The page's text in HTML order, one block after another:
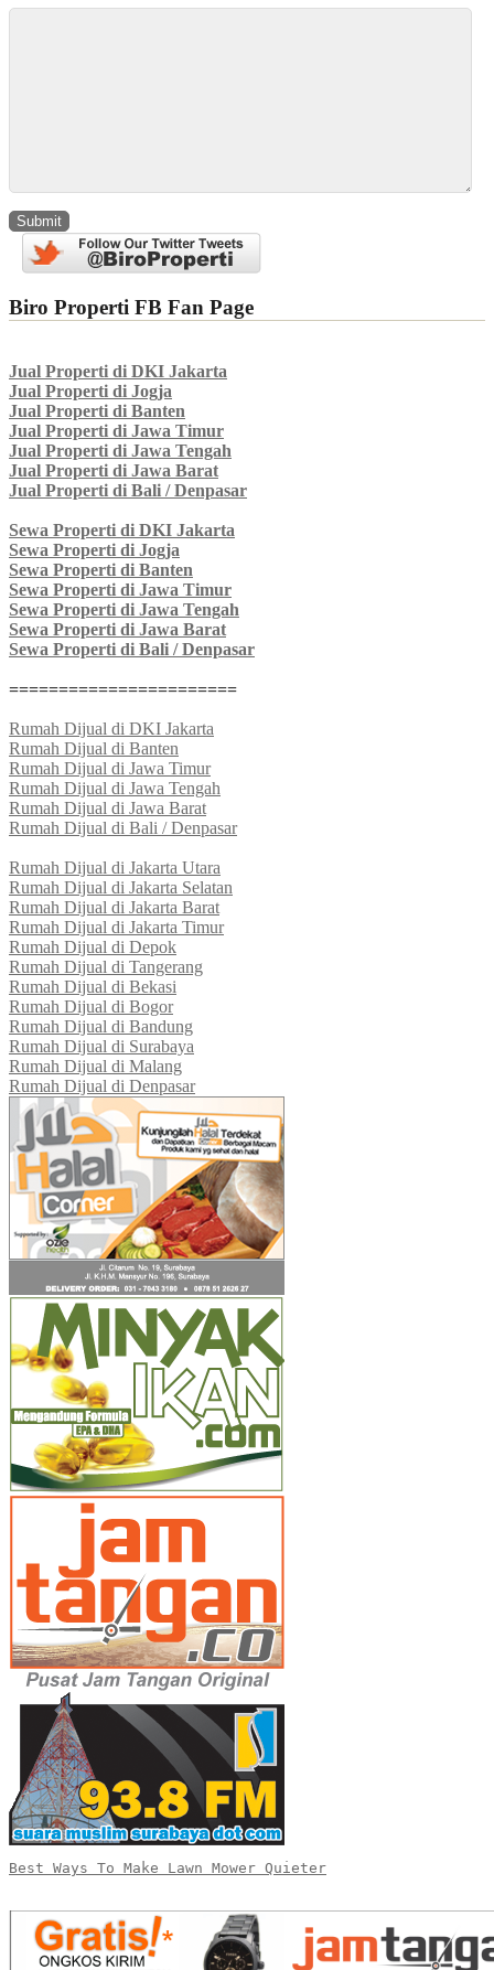
Biro Properti FB Fan Page
Jual Properti di DKI Jakarta
Jual Properti di Jogja
Jual Properti di Banten
Jual Properti di Jawa Timur
Jual Properti di Jawa Tengah
Jual Properti di Jawa Barat
Jual Properti di Bali / Denpasar
Sewa Properti di DKI Jakarta
Sewa Properti di Jogja
Sewa Properti di Banten
Sewa Properti di Jawa Timur
Sewa Properti di Jawa Tengah
Sewa Properti di Jawa Barat
Sewa Properti di Bali / Denpasar
=======================
Rumah Dijual di DKI Jakarta
Rumah Dijual di Banten
Rumah Dijual di Jawa Timur
Rumah Dijual di Jawa Tengah
Rumah Dijual di Jawa Barat
Rumah Dijual di Bali / Denpasar
Rumah Dijual di Jakarta Utara
Rumah Dijual di Jakarta Selatan
Rumah Dijual di Jakarta Barat
Rumah Dijual di Jakarta Timur
Rumah Dijual di Depok
Rumah Dijual di Tangerang
Rumah Dijual di Bekasi
Rumah Dijual di Bogor
Rumah Dijual di Bandung
Rumah Dijual di Surabaya
Rumah Dijual di Malang
Rumah Dijual di Denpasar
Best Ways To Make Lawn Mower Quieter